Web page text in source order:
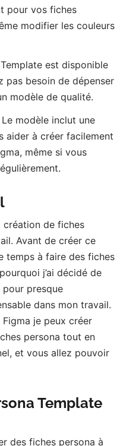
pour vos fiches
modifier les couleurs
est disponible
pas besoin de dépenser
modèle de qualité.
modèle inclut une
aider à créer facilement
même si vous
création de fiches
Avant de créer ce
temps à faire des fiches
j’ai décidé de
pour presque
dans mon travail.
je peux créer
persona tout en
et vous allez pouvoir
Template
des fiches persona à